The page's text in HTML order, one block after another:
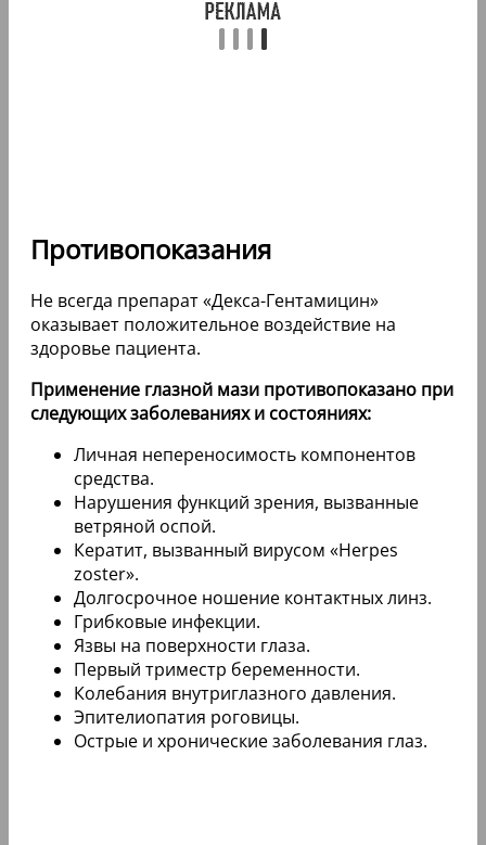
Противопоказания
Не всегда препарат «Декса-Гентамицин»
оказывает положительное воздействие на
здоровье пациента.
Применение глазной мази противопоказано при
следующих заболеваниях и состояниях:
Личная непереносимость компонентов
средства.
Нарушения функций зрения, вызванные
ветряной оспой.
Кератит, вызванный вирусом «Herpes
zoster».
Долгосрочное ношение контактных линз.
Грибковые инфекции.
Язвы на поверхности глаза.
Первый триместр беременности.
Колебания внутриглазного давления.
Эпителиопатия роговицы.
Острые и хронические заболевания глаз.